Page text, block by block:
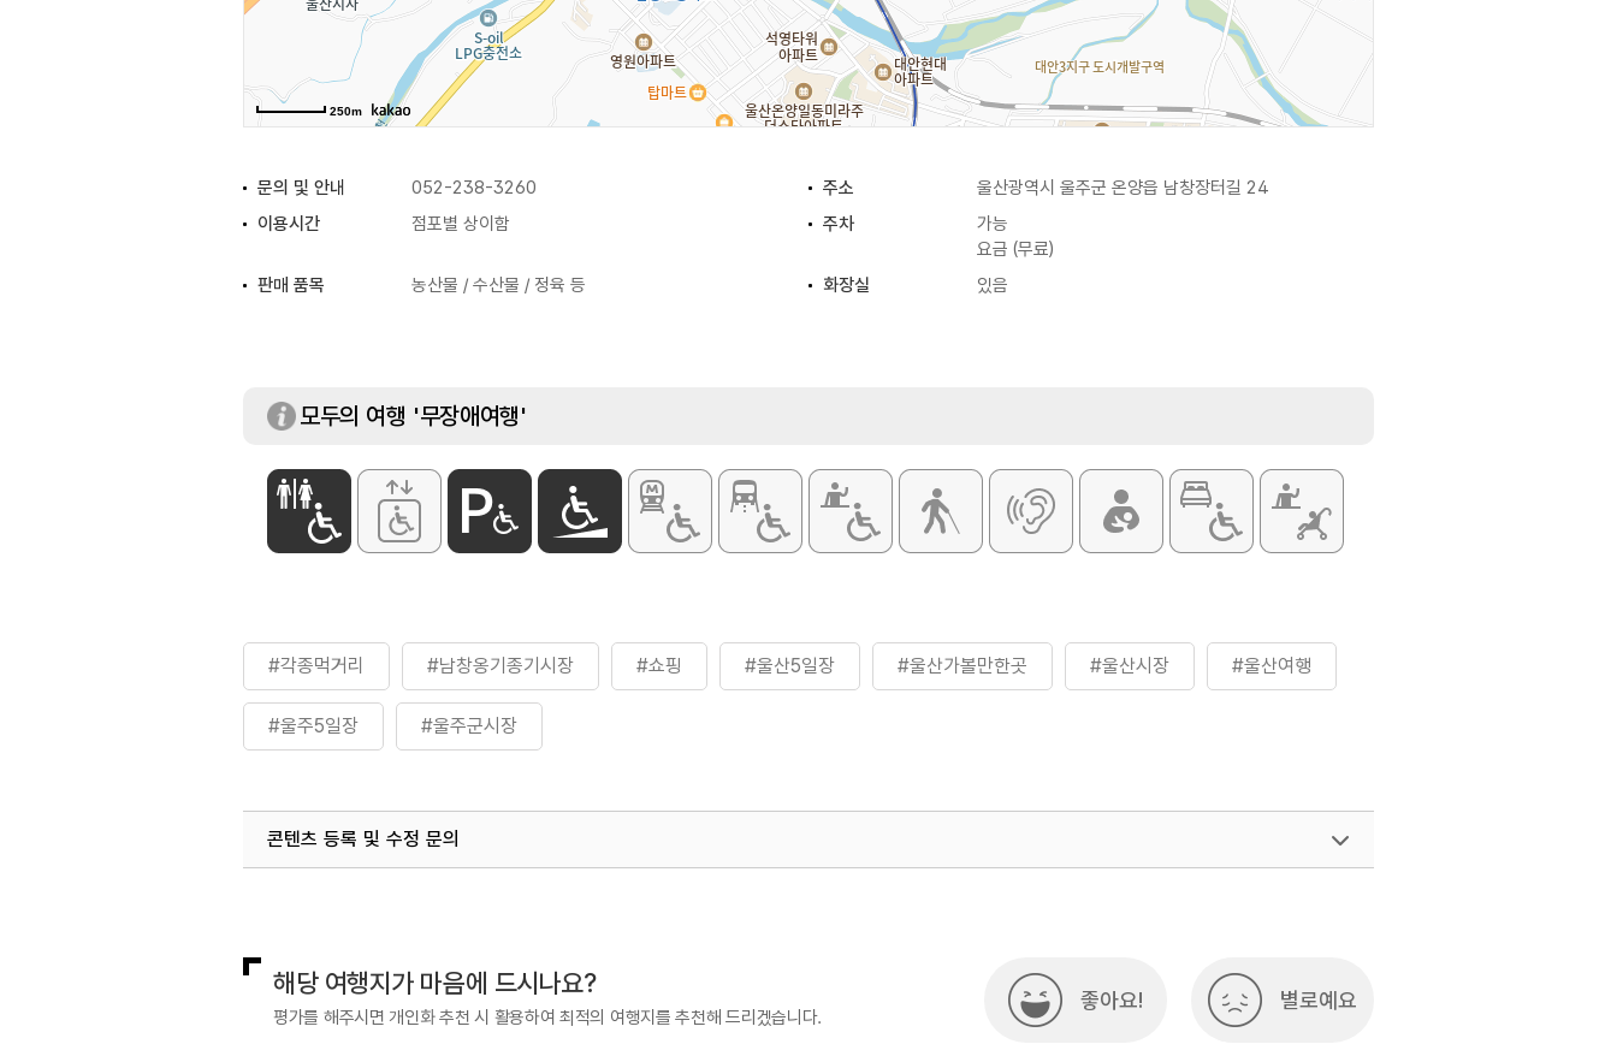
250m
문의 및 안내 052-238-3260 주소
울산광역시 울주군 온양읍 남창장터길 24
이용시간
점포별 상이함 주차
가능
요금 (무료)
판매 품목
농산물 / 수산물 / 정육 등 화장실 있음
모두의 여행 '무장애여행'
#각종먹거리 #남창옹기종기시장 #쇼핑 #울산5일장 #울산가볼만한곳 #울산시장 #울산여행
#울주5일장 #울주군시장
콘텐츠 등록 및 수정 문의
해당 여행지가 마음에 드시나요?
평가를 해주시면 개인화 추천 시 활용하여 최적의 여행지를 추천해 드리겠습니다.
좋아요! 별로예요